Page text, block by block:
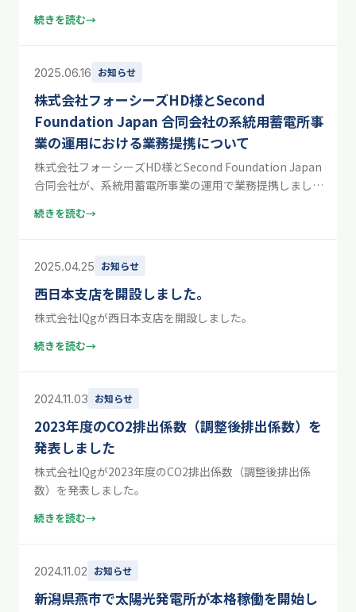
続きを読む→
2025.06.16 お知らせ
株式会社フォーシーズHD様とSecond
Foundation Japan 合同会社の系統用蓄電所事
業の運用における業務提携について
株式会社フォーシーズHD様とSecond Foundation Japan
合同会社が、系統用蓄電所事業の運用で業務提携しまし
続きを読む→
2025.04.25 お知らせ
西日本支店を開設しました。
株式会社IQgが西日本支店を開設しました。
続きを読む→
2024.11.03 お知らせ
2023年度のCO2排出係数（調整後排出係数）を
発表しました
株式会社IQgが2023年度のCO2排出係数（調整後排出係
数）を発表しました。
続きを読む→
2024.11.02 お知らせ
新潟県燕市で太陽光発電所が本格稼働を開始し